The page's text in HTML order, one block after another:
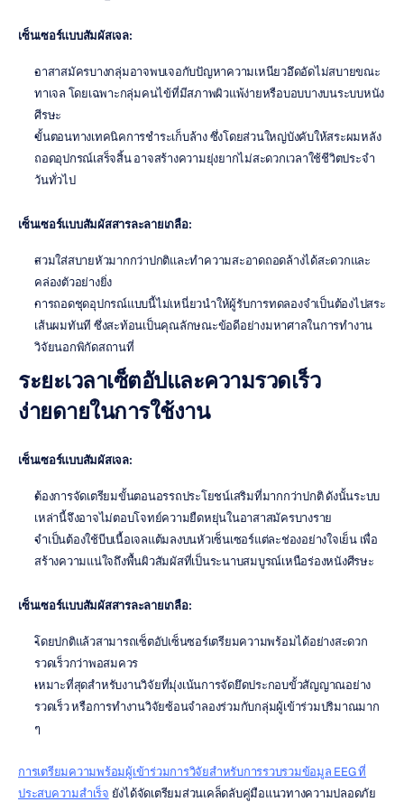
เซ็นเซอร์แบบสัมผัสเจล:
อาสาสมัครบางกลุ่มอาจพบเจอกับปัญหาความเหนียวอึดอัดไม่สบายขณะ
ทาเจล โดยเฉพาะกลุ่มคนไข้ที่มีสภาพผิวแพ้ง่ายหรือบอบบางบนระบบหนัง
ศีรษะ
ขั้นตอนทางเทคนิคการชำระเก็บล้าง ซึ่งโดยส่วนใหญ่บังคับให้สระผมหลัง
ถอดอุปกรณ์เสร็จสิ้น อาจสร้างความยุ่งยากไม่สะดวกเวลาใช้ชีวิตประจำ
วันทั่วไป
เซ็นเซอร์แบบสัมผัสสารละลายเกลือ:
สวมใส่สบายหัวมากกว่าปกติและทำความสะอาดถอดล้างได้สะดวกและ
คล่องตัวอย่างยิ่ง
การถอดชุดอุปกรณ์แบบนี้ไม่เหนี่ยวนำให้ผู้รับการทดลองจำเป็นต้องไปสระ
เส้นผมทันที ซึ่งสะท้อนเป็นคุณลักษณะข้อดีอย่างมหาศาลในการทำงาน
วิจัยนอกพิกัดสถานที่
ระยะเวลาเซ็ตอัปและความรวดเร็ว
ง่ายดายในการใช้งาน
เซ็นเซอร์แบบสัมผัสเจล:
ต้องการจัดเตรียมขั้นตอนอรรถประโยชน์เสริมที่มากกว่าปกติ ดังนั้นระบบ
เหล่านี้จึงอาจไม่ตอบโจทย์ความยืดหยุ่นในอาสาสมัครบางราย
จำเป็นต้องใช้บีบเนื้อเจลแต้มลงบนหัวเซ็นเซอร์แต่ละช่องอย่างใจเย็น เพื่อ
สร้างความแน่ใจถึงพื้นผิวสัมผัสที่เป็นระนาบสมบูรณ์เหนือร่องหนังศีรษะ
เซ็นเซอร์แบบสัมผัสสารละลายเกลือ:
โดยปกติแล้วสามารถเซ็ตอัปเซ็นซอร์เตรียมความพร้อมได้อย่างสะดวก
รวดเร็วกว่าพอสมควร
เหมาะที่สุดสำหรับงานวิจัยที่มุ่งเน้นการจัดยึดประกอบขั้วสัญญาณอย่าง
รวดเร็ว หรือการทำงานวิจัยซ้อนจำลองร่วมกับกลุ่มผู้เข้าร่วมปริมาณมาก
ๆ
การเตรียมความพร้อมผู้เข้าร่วมการวิจัยสำหรับการรวบรวมข้อมูล EEG ที่
ประสบความสำเร็จ ยังได้จัดเตรียมส่วนเคล็ดลับคู่มือแนวทางความปลอดภัย